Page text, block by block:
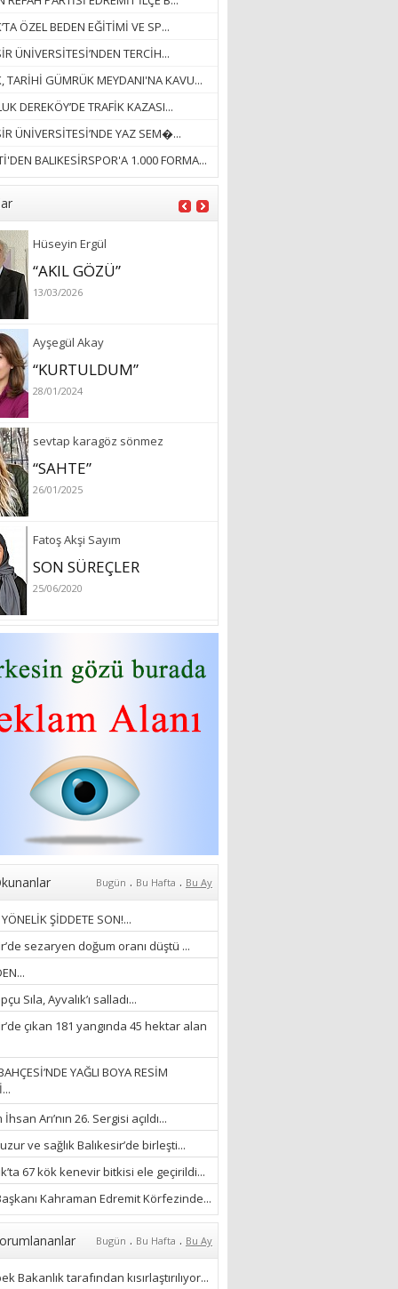
ÖZEL BEDEN EĞİTİMİ VE SP...
ÜNİVERSİTESİ’NDEN TERCİH...
TARİHİ GÜMRÜK MEYDANI'NA KAVU...
DEREKÖY’DE TRAFİK KAZASI...
ÜNİVERSİTESİ’NDE YAZ SEM�...
BALIKESİRSPOR'A 1.000 FORMA...
İlknur Solmaz Çoban
“DOĞANIN GÜLEÇ
ÖZLERKEN…”
23/11/2025
“Ne çok şey oldu
unutulmaması gereken”
Hüseyin Ergül
“AKIL GÖZÜ”
13/03/2026
Ayşegül Akay
“KURTULDUM”
28/01/2024
sevtap karagöz sönmez
“SAHTE”
26/01/2025
Fatoş Akşi Sayım
SON SÜREÇLER
25/06/2020
özlem arslan
Hydrafacial cilt bakımı
26/07/2022
Sibel Atam
“18 Mart Çanakkale
Zaferi” Denildiğinde Ne
Anlıyoruz?
Aleyna Gürsoy
“GELİŞ VE GİDİŞLERİN
ARASINDA...”
07/04/2026
Fatma Zehra Köseley
MUSTAFA KEMALİN
KAĞNISI
07/04/2026
Mehmet Çağ
“BEDEN VE RUH
BÜTÜNLÜĞÜ...”
18/03/2023
İlknur Solmaz Çoban
“DOĞANIN GÜLEÇ
YAĞMURLARINI
ÖZLERKEN…”
23/11/2025
“Ne çok şey oldu
unutulmaması gereken”
Bugün . Bu Hafta . Bu Ay
ŞİDDETE SON!...
sezaryen doğum oranı düştü ...
Sıla, Ayvalık’ı salladı...
çıkan 181 yangında 45 hektar alan
YAĞLI BOYA RESİM
Arı’nın 26. Sergisi açıldı...
ve sağlık Balıkesir’de birleşti...
67 kök kenevir bitkisi ele geçirildi...
Kahraman Edremit Körfezinde...
Bugün . Bu Hafta . Bu Ay
Bakanlık tarafından kısırlaştırılıyor...